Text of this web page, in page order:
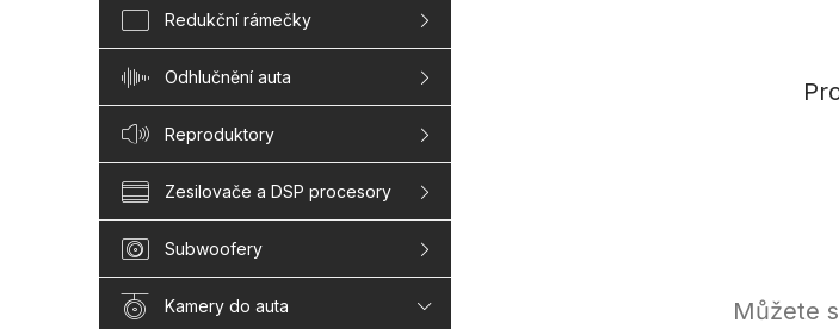
l
Redukční rámečky
Odhlučnění auta
Reproduktory
Zesilovače a DSP procesory
Subwoofery
Kamery do auta Můžete